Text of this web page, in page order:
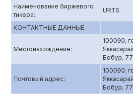
Наименование биржевого
тикера:
URTS
КОНТАКТНЫЕ ДАННЫЕ
Местонахождение:
100090,
Бобур, 77
Почтовый адрес:
100090,
Бобур, 77